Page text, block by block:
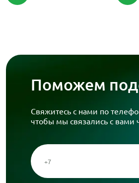
Поможем
Свяжитесь с нами по
чтобы мы связались с вами